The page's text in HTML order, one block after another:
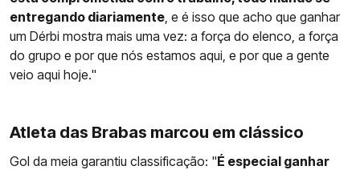
entregando diariamente, e é isso que acho que ganhar
um Dérbi mostra mais uma vez: a força do elenco, a força
do grupo e por que nós estamos aqui, e por que a gente
veio aqui hoje."
Atleta das Brabas marcou em clássico
Gol da meia garantiu classificação: "É especial ganhar